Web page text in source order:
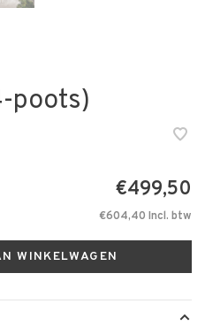
poots)
€499,50
€604,40 Incl. btw
WINKELWAGEN